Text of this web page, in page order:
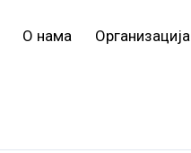
О нама Организација